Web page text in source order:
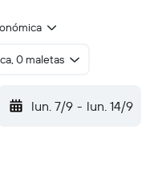
0 maletas
lun. 7/9 - lun. 14/9